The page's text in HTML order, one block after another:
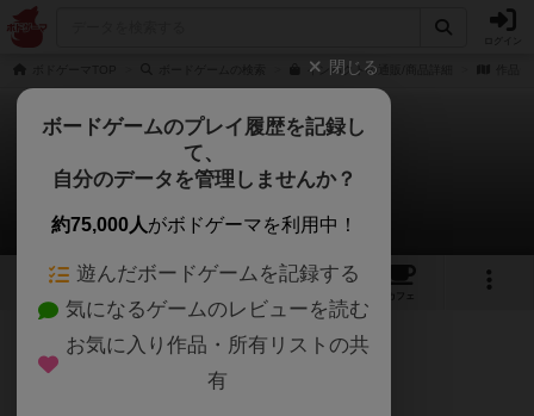
インパクトの通販/商品詳細
インパクト
隨ニJourneyさんのレビュー
6 2 10
カフェ
269名 1名 0 約1年前
閉じる
ボードゲームのプレイ履歴を記録し
て、
自分のデータを管理しませんか？
約75,000人がボドゲーマを利用中！
遊んだボードゲームを記録する
気になるゲームのレビューを読む
お気に入り作品・所有リストの共
有